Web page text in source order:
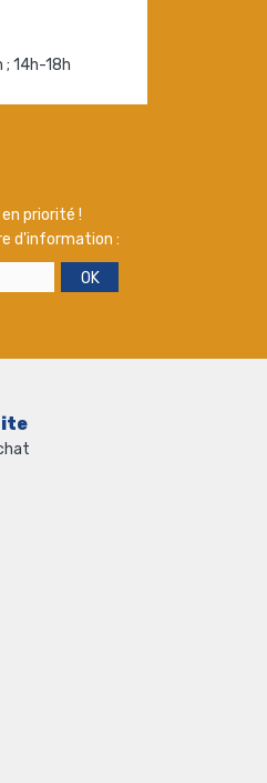
14h-18h
priorité !
d'information :
OK